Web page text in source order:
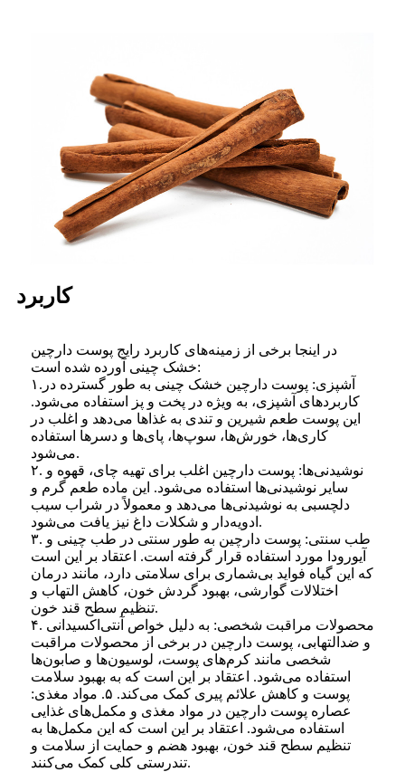
کاربرد
در اینجا برخی از زمینه‌های کاربرد رایج پوست دارچین
خشک چینی آورده شده است:
۱.آشپزی: پوست دارچین خشک چینی به طور گسترده در
کاربردهای آشپزی، به ویژه در پخت و پز استفاده می‌شود.
این پوست طعم شیرین و تندی به غذاها می‌دهد و اغلب در
کاری‌ها، خورش‌ها، سوپ‌ها، پای‌ها و دسرها استفاده
می‌شود.
۲. نوشیدنی‌ها: پوست دارچین اغلب برای تهیه چای، قهوه و
سایر نوشیدنی‌ها استفاده می‌شود. این ماده طعم گرم و
دلچسبی به نوشیدنی‌ها می‌دهد و معمولاً در شراب سیب
ادویه‌دار و شکلات داغ نیز یافت می‌شود.
۳. طب سنتی: پوست دارچین به طور سنتی در طب چینی و
آیورودا مورد استفاده قرار گرفته است. اعتقاد بر این است
که این گیاه فواید بی‌شماری برای سلامتی دارد، مانند درمان
اختلالات گوارشی، بهبود گردش خون، کاهش التهاب و
تنظیم سطح قند خون.
۴. محصولات مراقبت شخصی: به دلیل خواص آنتی‌اکسیدانی
و ضدالتهابی، پوست دارچین در برخی از محصولات مراقبت
شخصی مانند کرم‌های پوست، لوسیون‌ها و صابون‌ها
استفاده می‌شود. اعتقاد بر این است که به بهبود سلامت
پوست و کاهش علائم پیری کمک می‌کند. ۵. مواد مغذی:
عصاره پوست دارچین در مواد مغذی و مکمل‌های غذایی
استفاده می‌شود. اعتقاد بر این است که این مکمل‌ها به
تنظیم سطح قند خون، بهبود هضم و حمایت از سلامت و
تندرستی کلی کمک می‌کنند.